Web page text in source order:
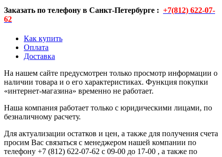
Заказать по телефону в Санкт-Петербурге : +7(812) 622-07-
62
Как купить
Оплата
Доставка
На нашем сайте предусмотрен только просмотр информации о
наличии товара и о его характеристиках. Функция покупки
«интернет-магазина» временно не работает.
Наша компания работает только с юридическими лицами, по
безналичному расчету.
Для актуализации остатков и цен, а также для получения счета
просим Вас связаться с менеджером нашей компании по
телефону +7 (812) 622-07-62 с 09-00 до 17-00 , а также по